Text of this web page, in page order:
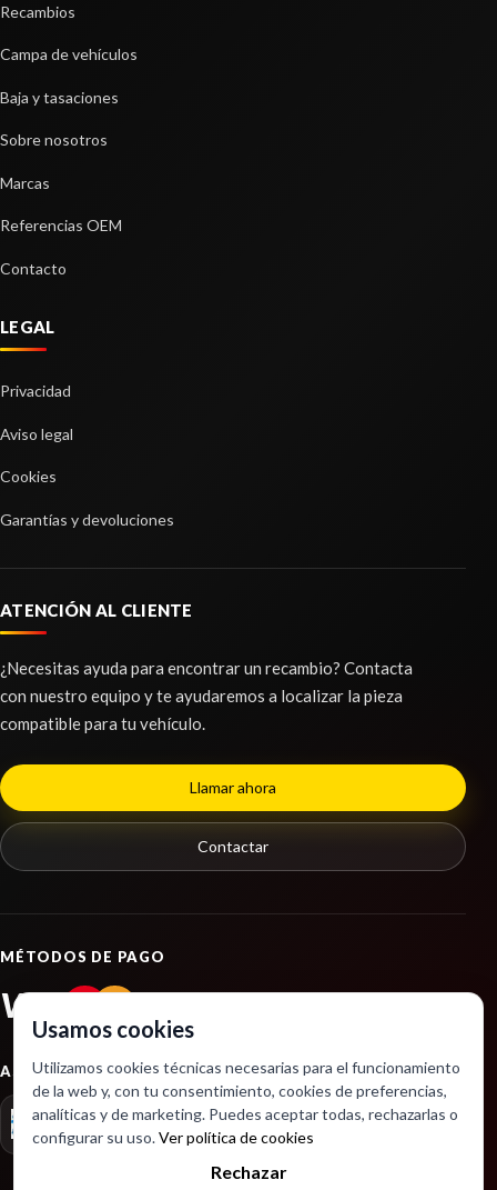
Recambios
Campa de vehículos
Baja y tasaciones
Sobre nosotros
Marcas
Referencias OEM
Contacto
LEGAL
Privacidad
Aviso legal
Cookies
Garantías y devoluciones
ATENCIÓN AL CLIENTE
¿Necesitas ayuda para encontrar un recambio? Contacta
con nuestro equipo y te ayudaremos a localizar la pieza
compatible para tu vehículo.
Llamar ahora
Contactar
MÉTODOS DE PAGO
VISA PayPal
ASOCIACIONES
Usamos cookies
Utilizamos cookies técnicas necesarias para el funcionamiento
de la web y, con tu consentimiento, cookies de preferencias,
analíticas y de marketing. Puedes aceptar todas, rechazarlas o
configurar su uso.Ver política de cookies
Rechazar